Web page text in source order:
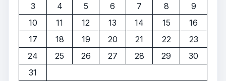
3 4 5 6 7 8
9
10
11 12 13 14 15
16
17
18 19 20 21 22
23
24
25 26 27 28 29
30
31